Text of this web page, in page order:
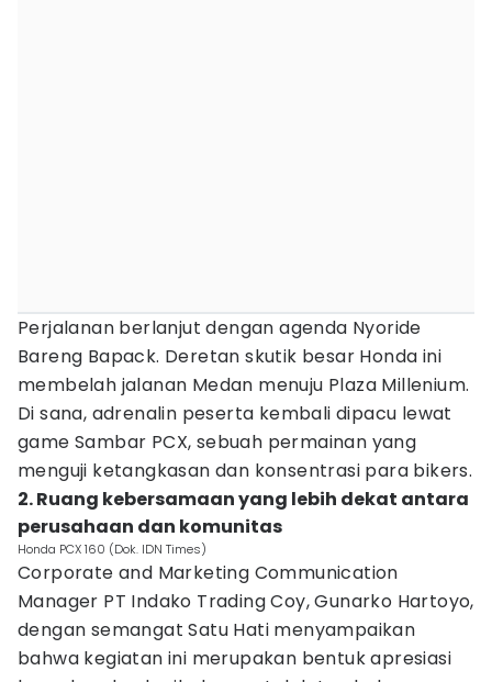
Perjalanan berlanjut dengan agenda Nyoride
Bareng Bapack. Deretan skutik besar Honda ini
membelah jalanan Medan menuju Plaza Millenium.
Di sana, adrenalin peserta kembali dipacu lewat
game Sambar PCX, sebuah permainan yang
menguji ketangkasan dan konsentrasi para bikers.
2. Ruang kebersamaan yang lebih dekat antara
perusahaan dan komunitas
Honda PCX 160 (Dok. IDN Times)
Corporate and Marketing Communication
Manager PT Indako Trading Coy, Gunarko Hartoyo,
dengan semangat Satu Hati menyampaikan
bahwa kegiatan ini merupakan bentuk apresiasi